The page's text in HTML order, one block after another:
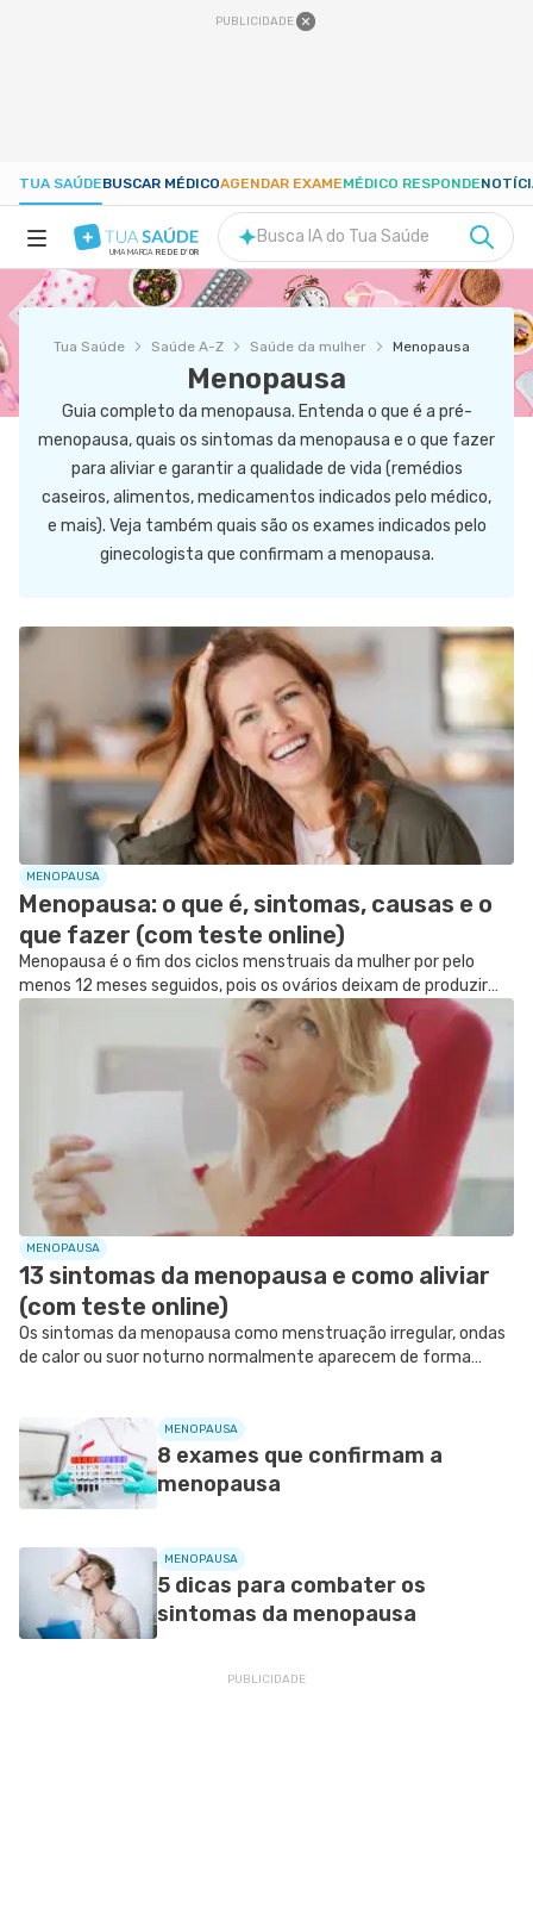
PUBLICIDADE
TUA SAÚDEBUSCAR MÉDICOAGENDAR EXAMEMÉDICO RESPONDE
SAÚDE A-Z
GRAVIDEZ
BEM-ESTAR
UMA MARCA REDE D'OR
Busca IA do Tua Saúde
Tua Saúde Saúde A-Z Saúde da mulher Menopausa
Menopausa
Guia completo da menopausa. Entenda o que é a pré-
menopausa, quais os sintomas da menopausa e o que fazer
para aliviar e garantir a qualidade de vida (remédios
caseiros, alimentos, medicamentos indicados pelo médico,
e mais). Veja também quais são os exames indicados pelo
ginecologista que confirmam a menopausa.
MENOPAUSA
Menopausa: o que é, sintomas, causas e o
que fazer (com teste online)
Menopausa é o fim dos ciclos menstruais da mulher por pelo
menos 12 meses seguidos, pois os ovários deixam de produzir
estrogênio, causando sintomas como ondas de calor, suor
MENOPAUSA
13 sintomas da menopausa e como aliviar
(com teste online)
Os sintomas da menopausa como menstruação irregular, ondas
de calor ou suor noturno normalmente aparecem de forma
MENOPAUSA
8 exames que confirmam a
menopausa
MENOPAUSA
5 dicas para combater os
sintomas da menopausa